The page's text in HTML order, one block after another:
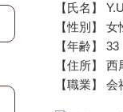
【氏名】
【性別】 女
【年齢】 33
【住所】 西
【職業】 会